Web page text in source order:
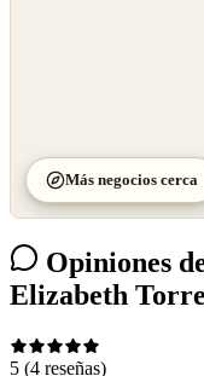
Más negocios cerca
Opiniones
Elizabeth
5 (4 reseñas)